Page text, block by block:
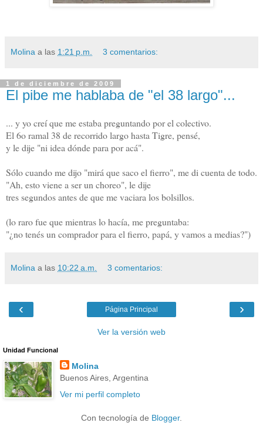
Molina a las 1:21 p.m. 3 comentarios:
1 de diciembre de 2009
El pibe me hablaba de "el 38 largo"...
... y yo creí que me estaba preguntando por el colectivo.
El 6o ramal 38 de recorrido largo hasta Tigre, pensé,
y le dije "ni idea dónde para por acá".
Sólo cuando me dijo "mirá que saco el fierro", me di cuenta de todo.
"Ah, esto viene a ser un choreo", le dije
tres segundos antes de que me vaciara los bolsillos.
(lo raro fue que mientras lo hacía, me preguntaba:
"¿no tenés un comprador para el fierro, papá, y vamos a medias?")
Molina a las 10:22 a.m. 3 comentarios:
‹ ›
Página Principal
Ver la versión web
Unidad Funcional
Molina
Buenos Aires, Argentina
Ver mi perfil completo
Con tecnología de Blogger.